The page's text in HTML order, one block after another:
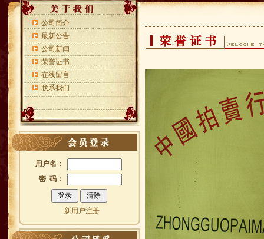
公司简介
最新公告
公司新闻
荣誉证书
在线留言
联系我们
用户名：
密 码：
新用户注册